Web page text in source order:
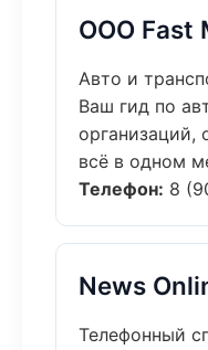
ООО Fast
Авто и
Ваш гид по
организаций,
всё в одном
Телефон: 8
News
Телефонный